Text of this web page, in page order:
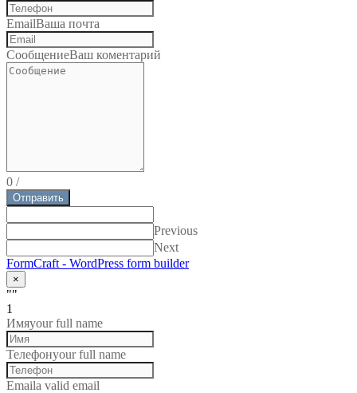
EmailВаша почта
СообщениеВаш коментарий
0 /
Отправить
Previous
Next
FormCraft - WordPress form builder
×
""
1
Имяyour full name
Телефонyour full name
Emaila valid email